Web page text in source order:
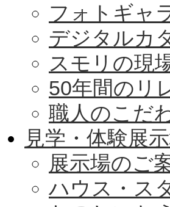
フォトギャ
デジタルカ
スモリの現
50年間のリ
職人のこだ
見学・体験展
展示場のご
ハウス・ス